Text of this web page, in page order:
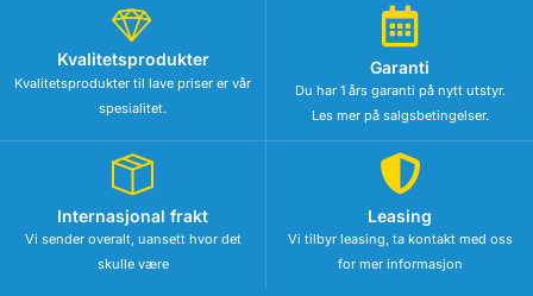
Kvalitetsprodukter
Kvalitetsprodukter til lave priser er vår
spesialitet.
Garanti
Du har 1 års garanti på nytt utstyr.
Les mer på salgsbetingelser.
Internasjonal frakt
Vi sender overalt, uansett hvor det
skulle være
Leasing
Vi tilbyr leasing, ta kontakt med oss
for mer informasjon